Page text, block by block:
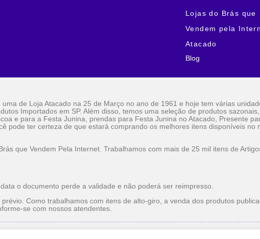
Lojas do Brás que
Vendem pela
Atacado
Blog
de Loja Atacado na 25 de Março no ano de 1961 e hoje tem várias
Importados em SP. Além disso, temos uma seleção de produtos
e para a Festa Junina, prendas para Festa Junina no Atacado, Presente
pode ter certeza de que estará comprando os melhores itens disponíveis no
que Vendem Pela Internet. Trabalhamos com mais de 25 mil itens de
o documento perde a validade e não poderá ser reimpresso.
Como trabalhamos com itens de alto-giro, a venda dos produtos
se com nossos atendentes.